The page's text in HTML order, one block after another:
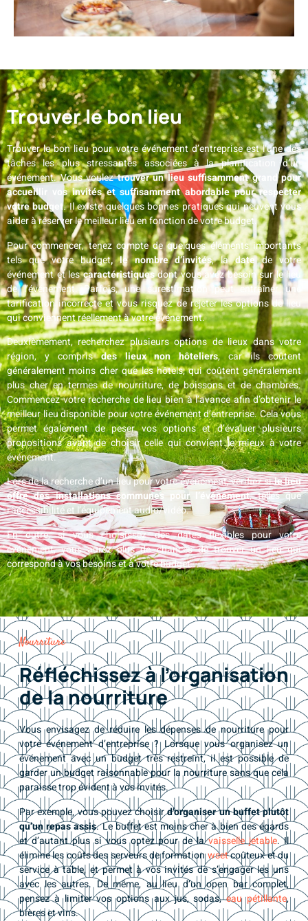
Trouver le bon lieu
Trouver le bon lieu pour votre événement d’entreprise est l’une des
tâches les plus stressantes associées à la planification d’un
événement. Vous vouleztrouver un lieu suffisamment grand pour
accueillir vos invités et suffisamment abordable pour respecter
votre budget. Il existe quelques bonnes pratiques qui peuvent vous
aider à réserver le meilleur lieu en fonction de votre budget.
Pour commencer, tenez compte de quelques éléments importants
tels que votre budget, le nombre d’invités, ladatede votre
événement et lescaractéristiquesdont vous avez besoin sur le lieu
de l’événement. Parfois, une surestimation peut entraîner une
tarification incorrecte et vous risquez de rejeter les options de lieu
qui conviennent réellement à votre événement.
Deuxièmement, recherchez plusieurs options de lieux dans votre
région, y comprisdes lieux non hôteliers, car ils coûtent
généralement moins cher que les hôtels, qui coûtent généralement
plus cher en termes de nourriture, de boissons et de chambres.
Commencez votre recherche de lieu bien à l’avance afin d’obtenir le
meilleur lieu disponible pour votre événement d’entreprise. Cela vous
permet également de peser vos options et d’évaluer plusieurs
propositions avant de choisir celle qui convient le mieux à votre
événement.
Lors de la recherche d’un lieu pour votre événement, vérifiez sile lieu
offre des installations communes pour l’événement, telles que
l’accessibilité et l’équipement audio/vidéo.
En outre, si vous choisissez des dates flexibles pour votre
événement, vous aurez plus de chances de trouver un lieu qui
correspond à vos besoins et à votre budget.
Nourriture
Réfléchissez à l’organisation
de la nourriture
Vous envisagez de réduire les dépenses de nourriture pour
votre événement d’entreprise ? Lorsque vous organisez un
événement avec un budget très restreint, il est possible de
garder un budget raisonnable pour la nourriture sans que cela
paraisse trop évident à vos invités.
Par exemple, vous pouvez choisird’organiser un buffet plutôt
qu’un repas assis. Le buffet est moins cher à bien des égards
et d’autant plus si vous optez pour de lavaisselle jetable. Il
élimine les coûts des serveurs de formationwsetcoûteux et du
service à table, et permet à vos invités de s’engager les uns
avec les autres. De même, au lieu d’un open bar complet,
pensez à limiter vos options aux jus, sodas,eau pétillante,
bières et vins.